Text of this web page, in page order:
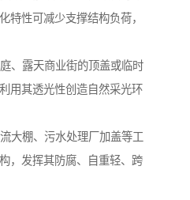
特性可减少支撑结构负荷，
、露天商业街的顶盖或临时
用其透光性创造自然采光环
大棚、污水处理厂加盖等工
，发挥其防腐、自重轻、跨